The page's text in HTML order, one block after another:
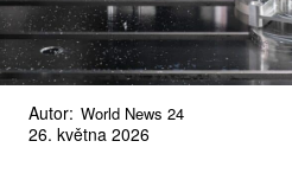
Autor: World News 24
26. května 2026